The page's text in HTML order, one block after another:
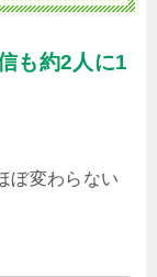
も約2人に1
ぼ変わらない